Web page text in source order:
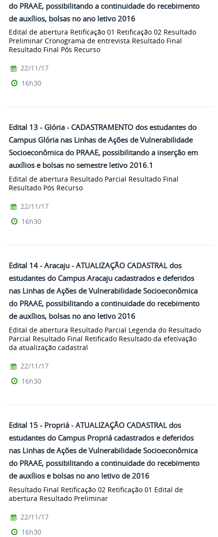
do PRAAE, possibilitando a continuidade do recebimento
de auxílios, bolsas no ano letivo 2016
Edital de abertura Retificação 01 Retificação 02 Resultado
Preliminar Cronograma de entrevista Resultado Final
Resultado Final Pós Recurso
22/11/17
16h30
Edital 13 - Glória - CADASTRAMENTO dos estudantes do
Campus Glória nas Linhas de Ações de Vulnerabilidade
Socioeconômica do PRAAE, possibilitando a inserção em
auxílios e bolsas no semestre letivo 2016.1
Edital de abertura Resultado Parcial Resultado Final
Resultado Pós Recurso
22/11/17
16h30
Edital 14 - Aracaju - ATUALIZAÇÃO CADASTRAL dos
estudantes do Campus Aracaju cadastrados e deferidos
nas Linhas de Ações de Vulnerabilidade Socioeconômica
do PRAAE, possibilitando a continuidade do recebimento
de auxílios, bolsas no ano letivo 2016
Edital de abertura Resultado Parcial Legenda do Resultado
Parcial Resultado Final Retificado Resultado da efetivação
da atualização cadastral
22/11/17
16h30
Edital 15 - Propriá - ATUALIZAÇÃO CADASTRAL dos
estudantes do Campus Propriá cadastrados e deferidos
nas Linhas de Ações de Vulnerabilidade Socioeconômica
do PRAAE, possibilitando a continuidade do recebimento
de auxílios e bolsas no ano letivo de 2016
Resultado Final Retificação 02 Retificação 01 Edital de
abertura Resultado Preliminar
22/11/17
16h30